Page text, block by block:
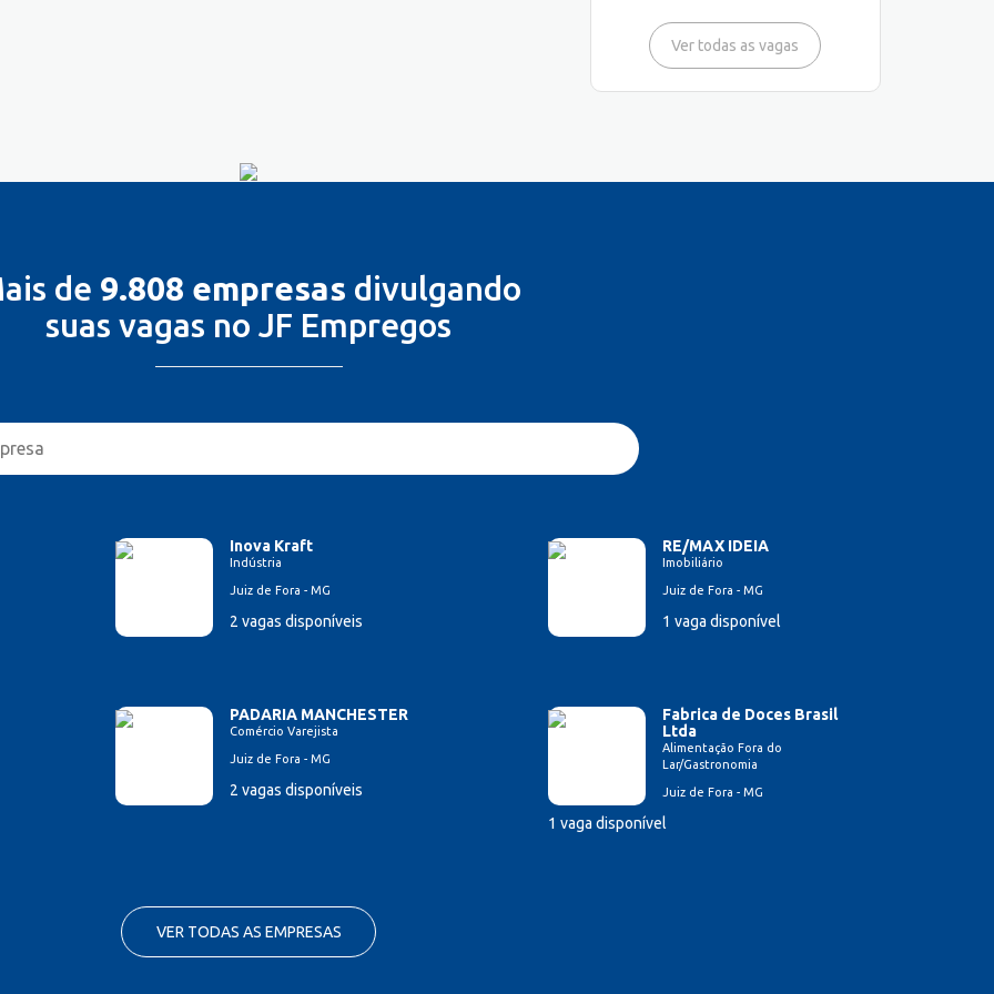
Ver todas as vagas
de 9.808 empresas divulgando
suas vagas no JF Empregos
Inova Kraft
Indústria
Juiz de Fora - MG
2 vagas disponíveis
RE/MAX IDEIA
Imobiliário
Juiz de Fora - MG
1 vaga disponível
PADARIA MANCHESTER
Comércio Varejista
Juiz de Fora - MG
2 vagas disponíveis
Fabrica de Doces Brasil
Ltda
Alimentação Fora do
Lar/Gastronomia
Juiz de Fora - MG
1 vaga disponível
VER TODAS AS EMPRESAS